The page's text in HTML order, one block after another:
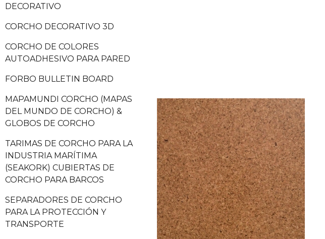
DECORATIVO
CORCHO DECORATIVO 3D
CORCHO DE COLORES
AUTOADHESIVO PARA PARED
FORBO BULLETIN BOARD
MAPAMUNDI CORCHO (MAPAS
DEL MUNDO DE CORCHO) &
GLOBOS DE CORCHO
TARIMAS DE CORCHO PARA LA
INDUSTRIA MARÍTIMA
(SEAKORK) CUBIERTAS DE
CORCHO PARA BARCOS
SEPARADORES DE CORCHO
PARA LA PROTECCIÓN Y
TRANSPORTE